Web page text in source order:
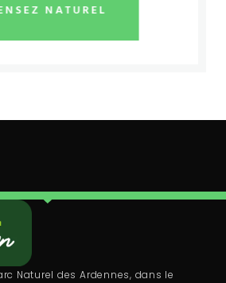
NATUREL
Naturel des Ardennes, dans le